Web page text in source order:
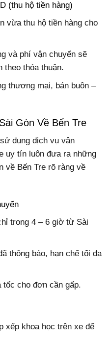
(thu hộ tiền hàng)
vừa thu hộ tiền hàng cho
và phí vận chuyển sẽ
theo thỏa thuận.
thương mại, bán buôn –
Gòn Về Bến Tre
dụng dịch vụ vận
uy tín luôn đưa ra những
về Bến Tre rõ ràng về
trong 4 – 6 giờ từ Sài
thông báo, hạn chế tối đa
tốc cho đơn cần gấp.
xếp khoa học trên xe để